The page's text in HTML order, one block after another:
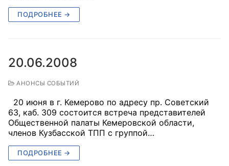
органах федеральных органов
исполнительной власти
Общественные советы по проведению
независимой оценки качества условий
оказания услуг
ПОДРОБНЕЕ →
20.06.2008
АНОНСЫ СОБЫТИЙ
20 июня в г. Кемерово по адресу пр. Советский
63, каб. 309 состоится встреча представителей
Общественной палаты Кемеровской области,
членов Кузбасской ТПП с группой…
ПОДРОБНЕЕ →